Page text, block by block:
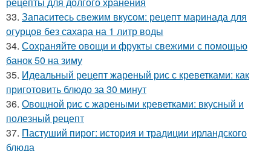
33. Запаситесь свежим вкусом: рецепт маринада для
огурцов без сахара на 1 литр воды
34. Сохраняйте овощи и фрукты свежими с помощью
банок 50 на зиму
35. Идеальный рецепт жареный рис с креветками: как
приготовить блюдо за 30 минут
36. Овощной рис с жареными креветками: вкусный и
полезный рецепт
37. Пастуший пирог: история и традиции ирландского
блюда